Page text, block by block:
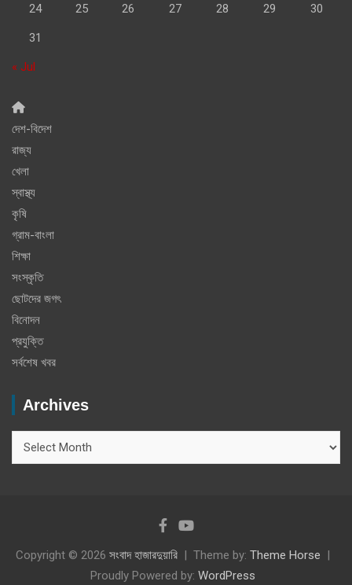
24 25 26 27 28 29 30
31
« Jul
দেশ-বিদেশ
রাজ্য
খেলা
স্বাস্থ্য
কৃষি
গ্রাম-বাংলা
শিক্ষা
সংস্কৃতি
ছোটদের জগৎ
বিনোদন
প্রযুক্তি
সর্বশেষ খবর
Archives
Copyright © 2026 সংবাদ হাজারদুয়ারি Theme by: Theme Horse
Proudly Powered by: WordPress